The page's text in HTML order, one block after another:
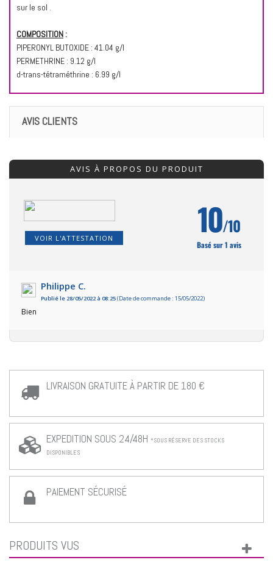
sur le sol .
COMPOSITION :
PIPERONYL BUTOXIDE : 41.04 g/l
PERMETHRINE : 9.12 g/l
d-trans-tétraméthrine : 6.99 g/l
AVIS CLIENTS
AVIS À PROPOS DU PRODUIT
VOIR L'ATTESTATION 10/10
Basé sur 1 avis
Philippe C.
Publié le 28/05/2022 à 08:25(Date de commande : 15/05/2022)
Bien
LIVRAISON GRATUITE À PARTIR DE 180 €
EXPEDITION SOUS 24/48H *SOUS RÉSERVE DES STOCKS
DISPONIBLES
PAIEMENT SÉCURISÉ
PRODUITS VUS